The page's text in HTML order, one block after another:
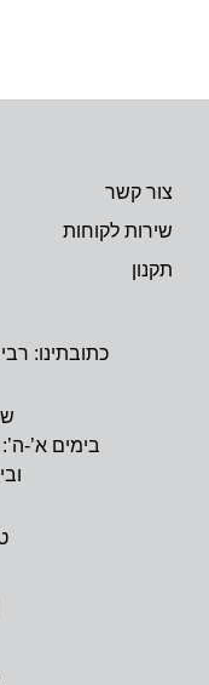
צור קשר
שירות לקוחות
תקנון
כתובתינו: רבי עקיבא 80
בימים א’-ה’: 10:00-14:45 ,17:00-
ובימי